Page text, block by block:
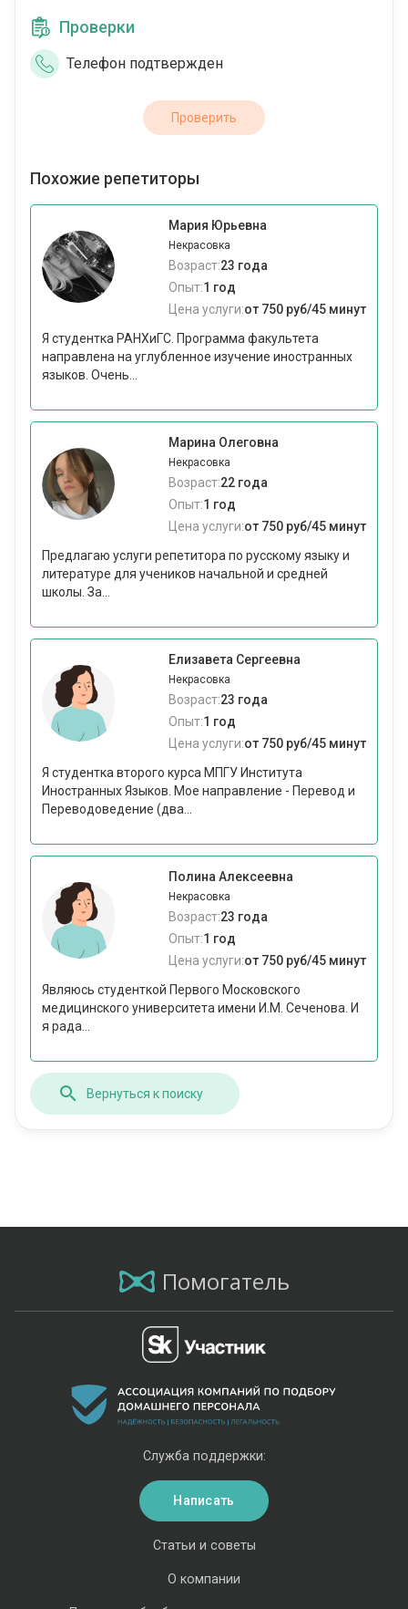
Проверки
Телефон подтвержден
Проверить
Похожие репетиторы
Мария Юрьевна
Некрасовка
Возраст:23 года
Опыт:1 год
Цена услуги:от 750 руб/45 минут
Я студентка РАНХиГС. Программа факультета
направлена на углубленное изучение иностранных
языков. Очень...
Марина Олеговна
Некрасовка
Возраст:22 года
Опыт:1 год
Цена услуги:от 750 руб/45 минут
Предлагаю услуги репетитора по русскому языку и
литературе для учеников начальной и средней
школы. За...
Елизавета Сергеевна
Некрасовка
Возраст:23 года
Опыт:1 год
Цена услуги:от 750 руб/45 минут
Я студентка второго курса МПГУ Института
Иностранных Языков. Мое направление - Перевод и
Переводоведение (два...
Полина Алексеевна
Некрасовка
Возраст:23 года
Опыт:1 год
Цена услуги:от 750 руб/45 минут
Являюсь студенткой Первого Московского
медицинского университета имени И.М. Сеченова. И
я рада...
Вернуться к поиску
Помогатель
Статьи и советы
О компании
Служба поддержки:
Написать